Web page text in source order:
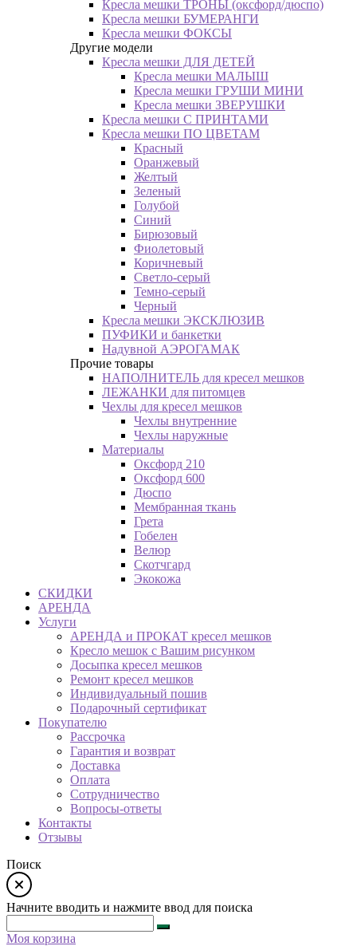
Кресла мешки ТРОНЫ (оксфорд/дюспо)
Кресла мешки БУМЕРАНГИ
Кресла мешки ФОКСЫ
Другие модели
Кресла мешки ДЛЯ ДЕТЕЙ
Кресла мешки МАЛЫШ
Кресла мешки ГРУШИ МИНИ
Кресла мешки ЗВЕРУШКИ
Кресла мешки С ПРИНТАМИ
Кресла мешки ПО ЦВЕТАМ
Красный
Оранжевый
Желтый
Зеленый
Голубой
Синий
Бирюзовый
Фиолетовый
Коричневый
Светло-серый
Темно-серый
Черный
Кресла мешки ЭКСКЛЮЗИВ
ПУФИКИ и банкетки
Надувной АЭРОГАМАК
Прочие товары
НАПОЛНИТЕЛЬ для кресел мешков
ЛЕЖАНКИ для питомцев
Чехлы для кресел мешков
Чехлы внутренние
Чехлы наружные
Материалы
Оксфорд 210
Оксфорд 600
Дюспо
Мембранная ткань
Грета
Гобелен
Велюр
Скотчгард
Экокожа
СКИДКИ
АРЕНДА
Услуги
АРЕНДА и ПРОКАТ кресел мешков
Кресло мешок с Вашим рисунком
Досыпка кресел мешков
Ремонт кресел мешков
Индивидуальный пошив
Подарочный сертификат
Покупателю
Рассрочка
Гарантия и возврат
Доставка
Оплата
Сотрудничество
Вопросы-ответы
Контакты
Отзывы
Поиск
Начните вводить и нажмите ввод для поиска
Моя корзина